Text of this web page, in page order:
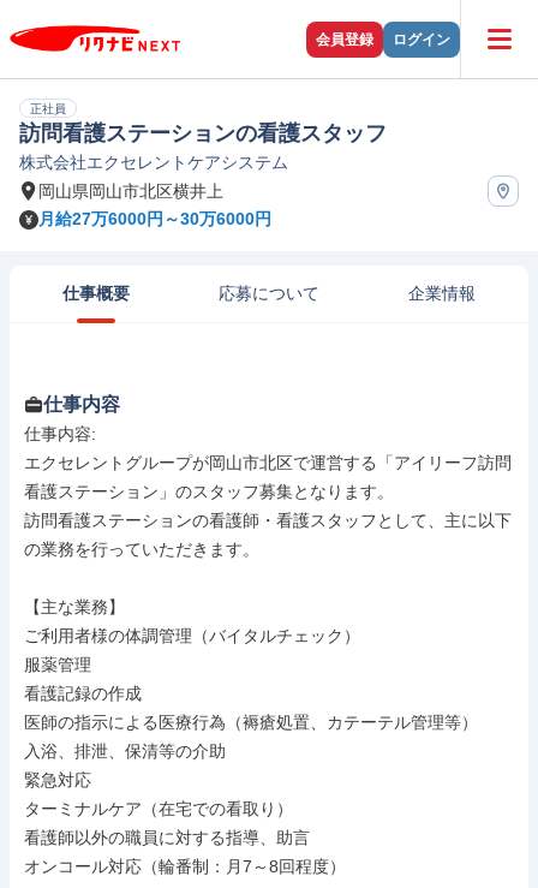
会員登録 ログイン
正社員
訪問看護ステーションの看護スタッフ
株式会社エクセレントケアシステム
岡山県岡山市北区横井上
月給27万6000円～30万6000円
仕事概要 応募について 企業情報
仕事内容
仕事内容:
エクセレントグループが岡山市北区で運営する「アイリーフ訪問
看護ステーション」のスタッフ募集となります。
訪問看護ステーションの看護師・看護スタッフとして、主に以下
の業務を行っていただきます。
【主な業務】
ご利用者様の体調管理（バイタルチェック）
服薬管理
看護記録の作成
医師の指示による医療行為（褥瘡処置、カテーテル管理等）
入浴、排泄、保清等の介助
緊急対応
ターミナルケア（在宅での看取り）
看護師以外の職員に対する指導、助言
オンコール対応（輪番制：月7～8回程度）